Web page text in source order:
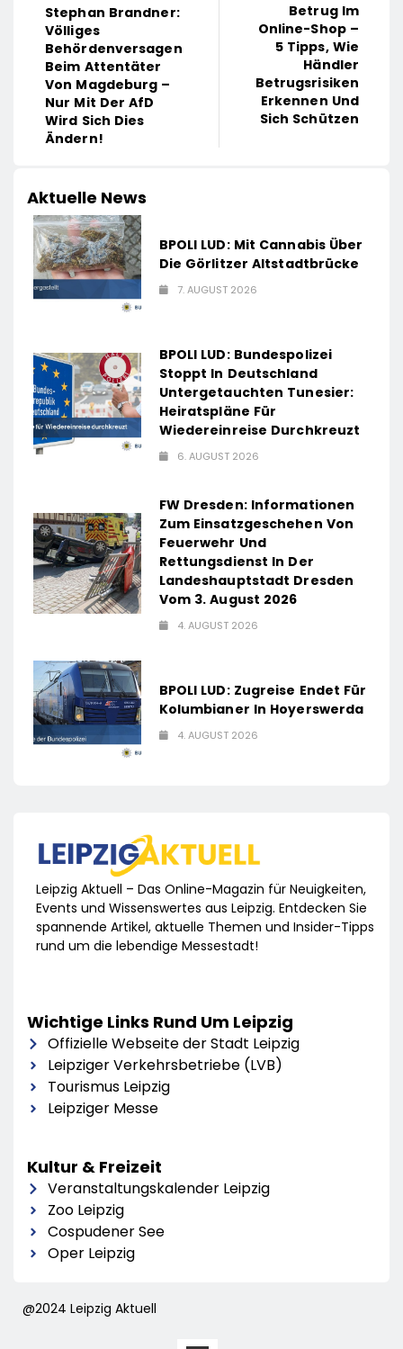
Stephan Brandner:
Völliges
Behördenversagen
Beim Attentäter
Von Magdeburg –
Nur Mit Der AfD
Wird Sich Dies
Ändern!
Betrug Im
Online-Shop –
5 Tipps, Wie
Händler
Betrugsrisiken
Erkennen Und
Sich Schützen
Aktuelle News
BPOLI LUD: Mit Cannabis Über
Die Görlitzer Altstadtbrücke
7. AUGUST 2026
BPOLI LUD: Bundespolizei
Stoppt In Deutschland
Untergetauchten Tunesier:
Heiratspläne Für
Wiedereinreise Durchkreuzt
6. AUGUST 2026
FW Dresden: Informationen
Zum Einsatzgeschehen Von
Feuerwehr Und
Rettungsdienst In Der
Landeshauptstadt Dresden
Vom 3. August 2026
4. AUGUST 2026
BPOLI LUD: Zugreise Endet Für
Kolumbianer In Hoyerswerda
4. AUGUST 2026
Leipzig Aktuell – Das Online-Magazin für Neuigkeiten,
Events und Wissenswertes aus Leipzig. Entdecken Sie
spannende Artikel, aktuelle Themen und Insider-Tipps
rund um die lebendige Messestadt!
Wichtige Links Rund Um Leipzig
Offizielle Webseite der Stadt Leipzig
Leipziger Verkehrsbetriebe (LVB)
Tourismus Leipzig
Leipziger Messe
Kultur & Freizeit
Veranstaltungskalender Leipzig
Zoo Leipzig
Cospudener See
Oper Leipzig
@2024 Leipzig Aktuell